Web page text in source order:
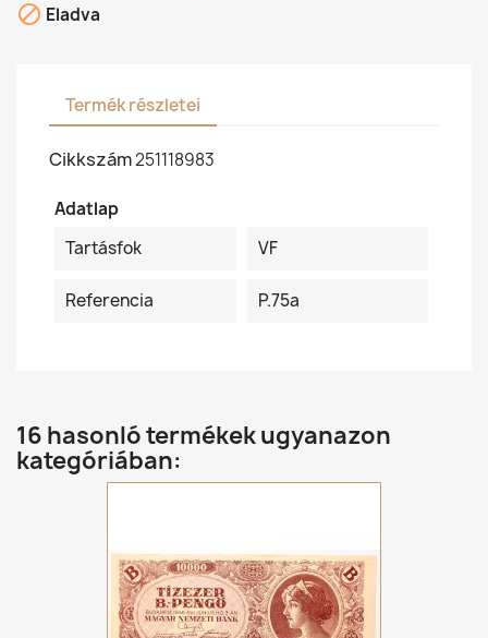
 Eladva
Termék részletei
Cikkszám251118983
Adatlap
Tartásfok
VF
Referencia P.75a
16 hasonló termékek ugyanazon
kategóriában: